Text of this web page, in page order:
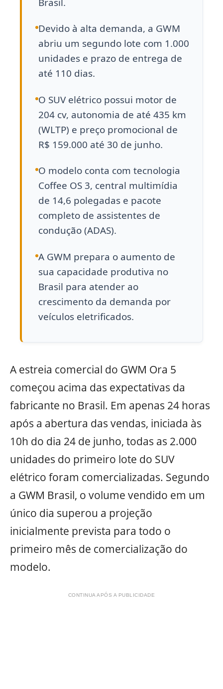
Devido à alta demanda, a GWM
abriu um segundo lote com 1.000
unidades e prazo de entrega de
até 110 dias.
O SUV elétrico possui motor de
204 cv, autonomia de até 435 km
(WLTP) e preço promocional de
R$ 159.000 até 30 de junho.
O modelo conta com tecnologia
Coffee OS 3, central multimídia
de 14,6 polegadas e pacote
completo de assistentes de
condução (ADAS).
A GWM prepara o aumento de
sua capacidade produtiva no
Brasil para atender ao
crescimento da demanda por
veículos eletrificados.
A estreia comercial do GWM Ora 5
começou acima das expectativas da
fabricante no Brasil. Em apenas 24 horas
após a abertura das vendas, iniciada às
10h do dia 24 de junho, todas as 2.000
unidades do primeiro lote do SUV
elétrico foram comercializadas. Segundo
a GWM Brasil, o volume vendido em um
único dia superou a projeção
inicialmente prevista para todo o
primeiro mês de comercialização do
modelo.
CONTINUA APÓS A PUBLICIDADE